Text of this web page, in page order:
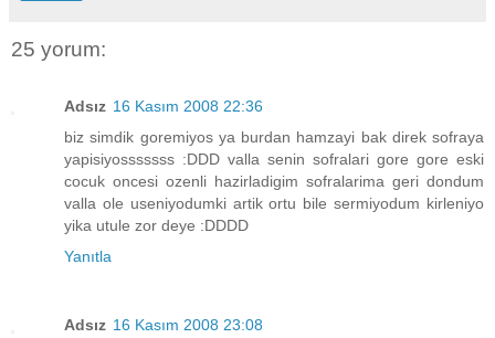
25 yorum:
Adsız 16 Kasım 2008 22:36
biz simdik goremiyos ya burdan hamzayi bak direk sofraya
yapisiyosssssss :DDD valla senin sofralari gore gore eski
cocuk oncesi ozenli hazirladigim sofralarima geri dondum
valla ole useniyodumki artik ortu bile sermiyodum kirleniyo
yika utule zor deye :DDDD
Yanıtla
Adsız 16 Kasım 2008 23:08